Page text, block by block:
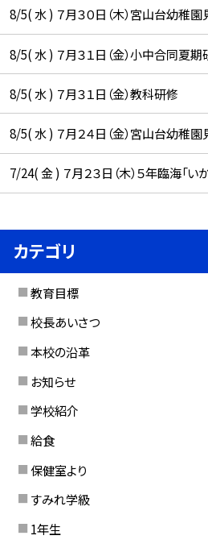
8/5( 水 ) ７月３０日（木）宮山台幼稚
8/5( 水 ) ７月３１日（金）小中合同夏期
8/5( 水 ) ７月３１日（金）教科研修
8/5( 水 ) ７月２４日（金）宮山台幼稚
7/24( 金 ) ７月２３日（木）５年臨海「
カテゴリ
教育目標
校長あいさつ
本校の沿革
お知らせ
学校紹介
給食
保健室より
すみれ学級
1年生